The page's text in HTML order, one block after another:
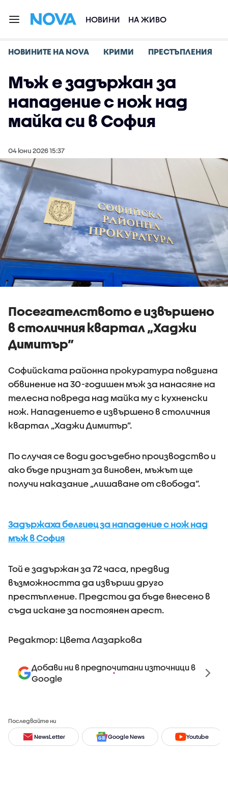
НОВИНИ НА ЖИВО
НОВИНИТЕ НА NOVA КРИМИ ПРЕСТЪПЛЕНИЯ
Мъж е задържан за
нападение с нож над
майка си в София
04 юни 2026 15:37
Посегателството е извършено
в столичния квартал „Хаджи
Димитър”
Софийската районна прокуратура повдигна
обвинение на 30-годишен мъж за нанасяне на
телесна повреда над майка му с кухненски
нож. Нападението е извършено в столичния
квартал „Хаджи Димитър”.
По случая се води досъдебно производство и
ако бъде признат за виновен, мъжът ще
получи наказание „лишаване от свобода“.
Задържаха белгиец за нападение с нож над
мъж в София
Той е задържан за 72 часа, предвид
възможността да извърши друго
престъпление. Предстои да бъде внесено в
съда искане за постоянен арест.
Редактор: Цвета Лазаркова
Добави ни в предпочитани източници в
Google
Последвайте ни
NewsLetter Google News Youtube